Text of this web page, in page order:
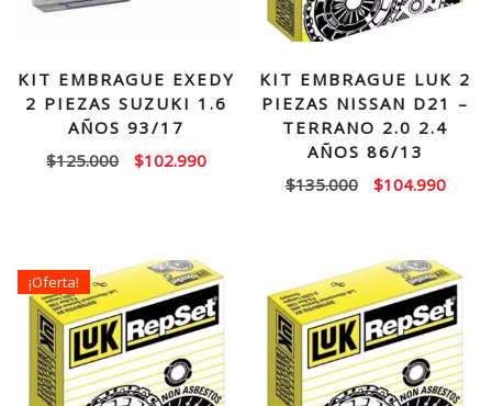
KIT EMBRAGUE EXEDY
2 PIEZAS SUZUKI 1.6
AÑOS 93/17
$125.000
El
$125.000.
$102.990El
$102.990.
KIT EMBRAGUE LUK 2
PIEZAS NISSAN D21 –
TERRANO 2.0 2.4
AÑOS 86/13
$135.000
El
era:
$135.000.
$104.990El
es:
¡Oferta!